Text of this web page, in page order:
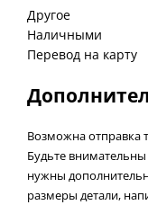
Другое
Наличными
Перевод на карту
Возможна отправка
Будьте
нужны
размеры детали,